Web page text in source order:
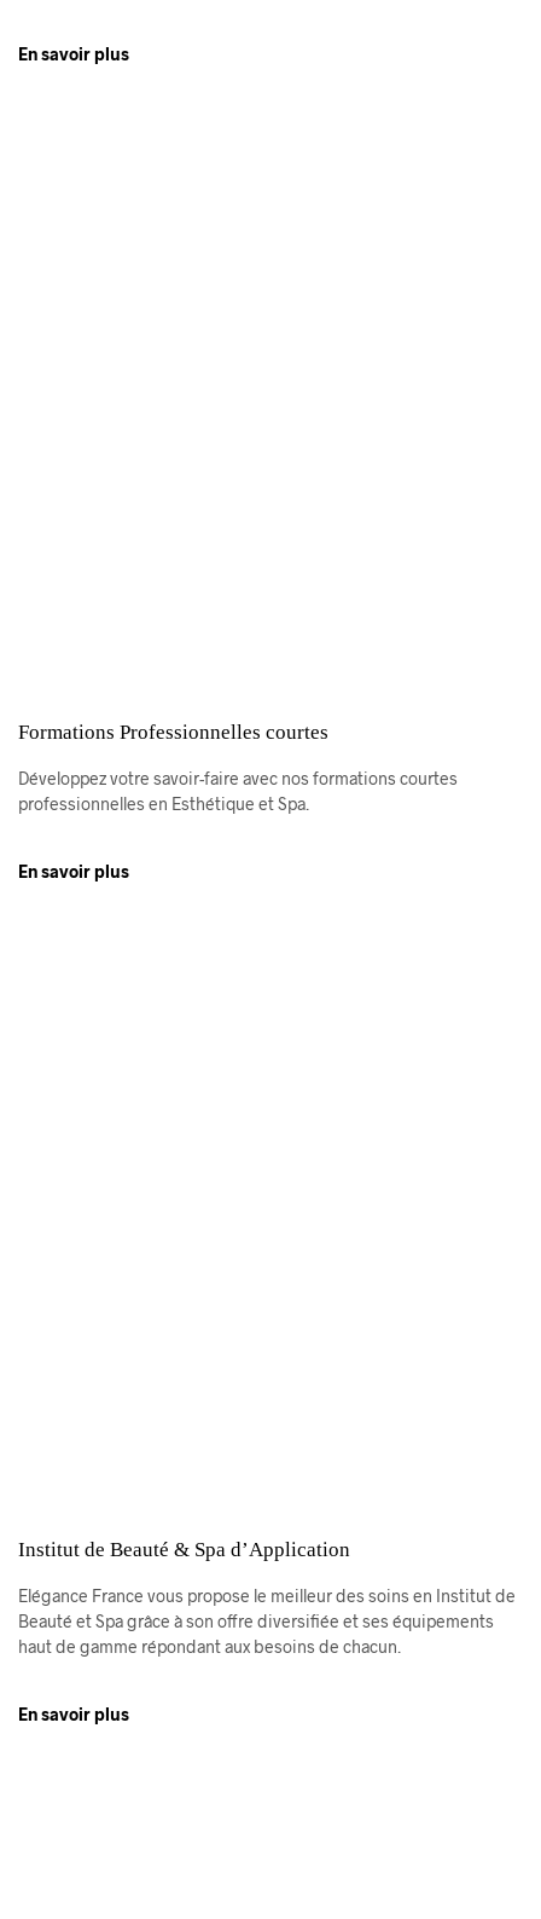
En savoir plus
Formations Professionnelles courtes
Développez votre savoir-faire avec nos formations courtes
professionnelles en Esthétique et Spa.
En savoir plus
Institut de Beauté & Spa d’Application
Elégance France vous propose le meilleur des soins en Institut de
Beauté et Spa grâce à son offre diversifiée et ses équipements
haut de gamme répondant aux besoins de chacun.
En savoir plus